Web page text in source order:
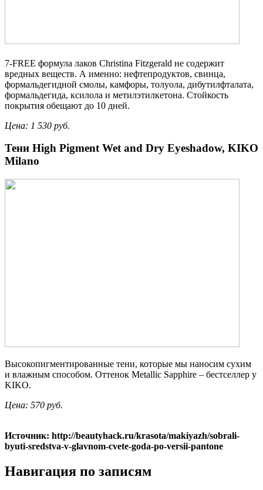
7-FREE формула лаков Christina Fitzgerald не содержит
вредных веществ. А именно: нефтепродуктов, свинца,
формальдегидной смолы, камфоры, толуола, дибутилфталата,
формальдегида, ксилола и метилэтилкетона. Стойкость
покрытия обещают до 10 дней.
Цена: 1 530 руб.
Тени High Pigment Wet and Dry Eyeshadow, KIKO
Milano
Высокопигментированные тени, которые мы наносим сухим
и влажным способом. Оттенок Metallic Sapphire – бестселлер у
KIKO.
Цена: 570 руб.
Источник: http://beautyhack.ru/krasota/makiyazh/sobrali-
byuti-sredstva-v-glavnom-cvete-goda-po-versii-pantone
Навигация по записям